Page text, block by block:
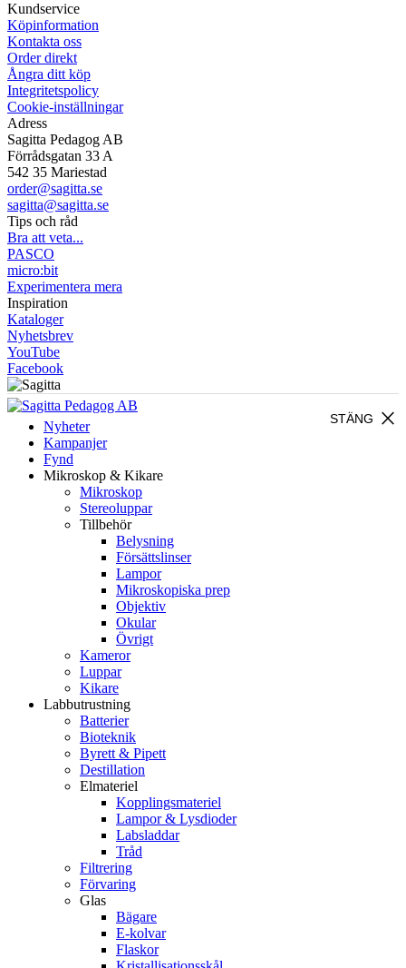
Kundservice
Köpinformation
Kontakta oss
Order direkt
Ångra ditt köp
Integritetspolicy
Cookie-inställningar
Adress
Sagitta Pedagog AB
Förrådsgatan 33 A
542 35 Mariestad
order@sagitta.se
sagitta@sagitta.se
Tips och råd
Bra att veta...
PASCO
micro:bit
Experimentera mera
Inspiration
Kataloger
Nyhetsbrev
YouTube
Facebook
close
STÄNG
Nyheter
Kampanjer
Fynd
Mikroskop & Kikare
Mikroskop
Stereoluppar
Tillbehör
Belysning
Försättslinser
Lampor
Mikroskopiska prep
Objektiv
Okular
Övrigt
Kameror
Luppar
Kikare
Labbutrustning
Batterier
Bioteknik
Byrett & Pipett
Destillation
Elmateriel
Kopplingsmateriel
Lampor & Lysdioder
Labsladdar
Tråd
Filtrering
Förvaring
Glas
Bägare
E-kolvar
Flaskor